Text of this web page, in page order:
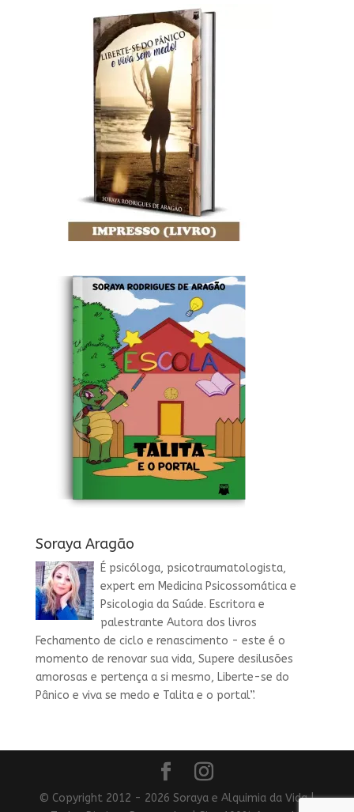
Soraya Aragão
É psicóloga, psicotraumatologista,
expert em Medicina Psicossomática e
Psicologia da Saúde. Escritora e
palestrante Autora dos livros
Fechamento de ciclo e renascimento - este é o
momento de renovar sua vida, Supere desilusões
amorosas e pertença a si mesmo, Liberte-se do
Pânico e viva se medo e Talita e o portal”.
© Copyright 2012 - 2026 Soraya e Alquimia da Vida |